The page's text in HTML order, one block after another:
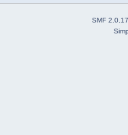
SMF 2.0.17